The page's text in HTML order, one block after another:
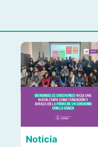
Noticia